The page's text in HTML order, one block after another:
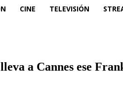
CINE TELEVISIÓN
a Cannes ese